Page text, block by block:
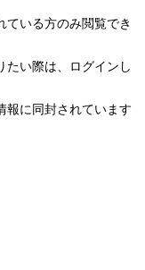
ている方のみ閲覧でき
たい際は、ログインし
報に同封されています